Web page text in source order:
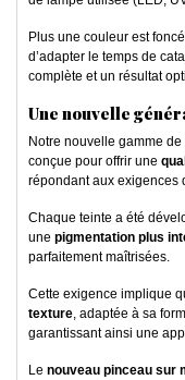
Plus une couleur est
d’adapter le temps de
complète et un résultat
Une nouvelle
Notre nouvelle gamme
conçue pour offrir une
répondant aux exigences
Chaque teinte a été
une pigmentation plus
parfaitement maîtrisées.
Cette exigence implique
texture, adaptée à sa
garantissant ainsi une
Le nouveau pinceau sur